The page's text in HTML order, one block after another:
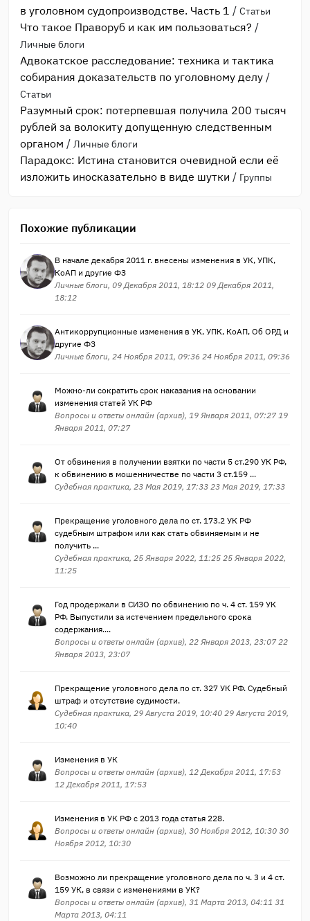
в уголовном судопроизводстве. Часть 1 / Статьи
Что такое Праворуб и как им пользоваться? /
Личные блоги
Адвокатское расследование: техника и тактика
собирания доказательств по уголовному делу /
Статьи
Разумный срок: потерпевшая получила 200 тысяч
рублей за волокиту допущенную следственным
органом / Личные блоги
Парадокс: Истина становится очевидной если её
изложить иносказательно в виде шутки / Группы
Похожие публикации
В начале декабря 2011 г. внесены изменения в УК, УПК,
КоАП и другие ФЗ
Личные блоги, 09 Декабря 2011, 18:12 09 Декабря 2011,
18:12
Антикоррупционные изменения в УК, УПК, КоАП, Об ОРД и
другие ФЗ
Личные блоги, 24 Ноября 2011, 09:36 24 Ноября 2011, 09:36
Можно-ли сократить срок наказания на основании
изменения статей УК РФ
Вопросы и ответы онлайн (архив), 19 Января 2011, 07:27 19
Января 2011, 07:27
От обвинения в получении взятки по части 5 ст.290 УК РФ,
к обвинению в мошенничестве по части 3 ст.159 ...
Судебная практика, 23 Мая 2019, 17:33 23 Мая 2019, 17:33
Прекращение уголовного дела по ст. 173.2 УК РФ
судебным штрафом или как стать обвиняемым и не
получить ...
Судебная практика, 25 Января 2022, 11:25 25 Января 2022,
11:25
Год продержали в СИЗО по обвинению по ч. 4 ст. 159 УК
РФ. Выпустили за истечением предельного срока
содержания....
Вопросы и ответы онлайн (архив), 22 Января 2013, 23:07 22
Января 2013, 23:07
Прекращение уголовного дела по ст. 327 УК РФ. Судебный
штраф и отсутствие судимости.
Судебная практика, 29 Августа 2019, 10:40 29 Августа 2019,
10:40
Изменения в УК
Вопросы и ответы онлайн (архив), 12 Декабря 2011, 17:53
12 Декабря 2011, 17:53
Изменения в УК РФ с 2013 года статья 228.
Вопросы и ответы онлайн (архив), 30 Ноября 2012, 10:30 30
Ноября 2012, 10:30
Возможно ли прекращение уголовного дела по ч. 3 и 4 ст.
159 УК, в связи с изменениями в УК?
Вопросы и ответы онлайн (архив), 31 Марта 2013, 04:11 31
Марта 2013, 04:11